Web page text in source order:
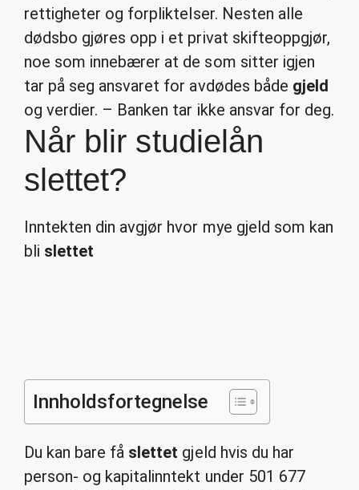
rettigheter og forpliktelser. Nesten alle
dødsbo gjøres opp i et privat skifteoppgjør,
noe som innebærer at de som sitter igjen
tar på seg ansvaret for avdødes både gjeld
og verdier. – Banken tar ikke ansvar for deg.
Når blir studielån
slettet?
Inntekten din avgjør hvor mye gjeld som kan
bli slettet
Innholdsfortegnelse
Du kan bare få slettet gjeld hvis du har
person- og kapitalinntekt under 501 677